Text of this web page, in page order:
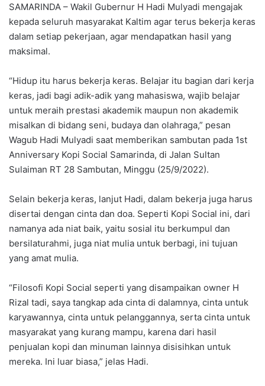
SAMARINDA – Wakil Gubernur H Hadi Mulyadi mengajak
kepada seluruh masyarakat Kaltim agar terus bekerja keras
dalam setiap pekerjaan, agar mendapatkan hasil yang
maksimal.
“Hidup itu harus bekerja keras. Belajar itu bagian dari kerja
keras, jadi bagi adik-adik yang mahasiswa, wajib belajar
untuk meraih prestasi akademik maupun non akademik
misalkan di bidang seni, budaya dan olahraga,” pesan
Wagub Hadi Mulyadi saat memberikan sambutan pada 1st
Anniversary Kopi Social Samarinda, di Jalan Sultan
Sulaiman RT 28 Sambutan, Minggu (25/9/2022).
Selain bekerja keras, lanjut Hadi, dalam bekerja juga harus
disertai dengan cinta dan doa. Seperti Kopi Social ini, dari
namanya ada niat baik, yaitu sosial itu berkumpul dan
bersilaturahmi, juga niat mulia untuk berbagi, ini tujuan
yang amat mulia.
“Filosofi Kopi Social seperti yang disampaikan owner H
Rizal tadi, saya tangkap ada cinta di dalamnya, cinta untuk
karyawannya, cinta untuk pelanggannya, serta cinta untuk
masyarakat yang kurang mampu, karena dari hasil
penjualan kopi dan minuman lainnya disisihkan untuk
mereka. Ini luar biasa,” jelas Hadi.